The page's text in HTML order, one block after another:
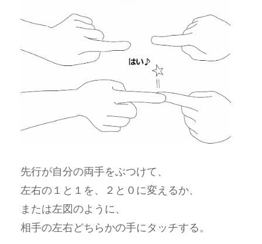
先行が自分の両手をぶつけて、
左右の１と１を、２と０に変えるか、
または左図のように、
相手の左右どちらかの手にタッチする。